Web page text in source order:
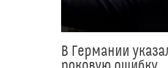
В Германии